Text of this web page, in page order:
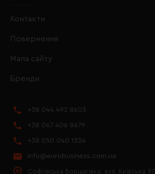
Контакти
Повернення
Мапа сайту
Бренди
+38 044 492 8603
+38 067 406 8679
+38 050 040 1324
info@eurobusiness.com.ua
Софіївська Борщагівка, вул. Київська 97